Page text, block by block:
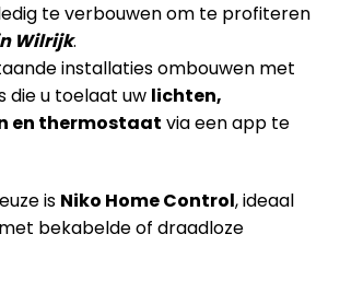
te verbouwen om te profiteren
Wilrijk.
installaties ombouwen met
die u toelaat uw lichten,
en thermostaat via een app te
is Niko Home Control, ideaal
bekabelde of draadloze